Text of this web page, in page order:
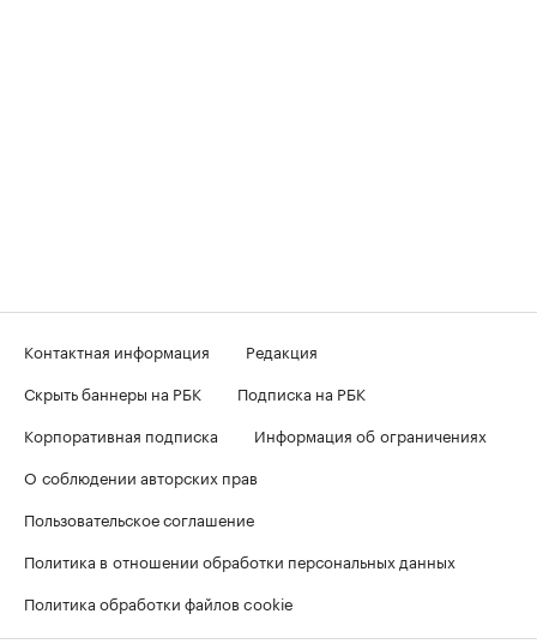
Контактная информация
Редакция
Скрыть баннеры на РБК
Подписка на РБК
Корпоративная подписка
Информация об ограничениях
О соблюдении авторских прав
Пользовательское соглашение
Политика в отношении обработки персональных данных
Политика обработки файлов cookie